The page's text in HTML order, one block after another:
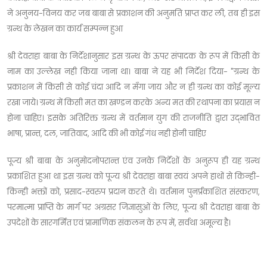
ने अनुनय-विनय कर जब बाबा से प्रकाशन की अनुमति प्राप्त कर ली, तब ही इस
ग्रन्थ के लेखन का कार्य सम्पन्न हुआ
श्री देवराहा बाबा के निर्देशानुसार इस ग्रन्थ के ऊपर संपादक के रूप में किसी के
नाम का उल्लेख नही किया जाना था। बाबा ने यह भी निर्देश दिया- "ग्रन्थ के
प्रकाशन में किसी से कोई चंदा आदि न मँगा जाय और न ही ग्रन्थ का कोई मूल्य
रखा जाये। ग्रन्थ में किसी मत का खण्डन करके अन्य मत की रथापना का प्रयास न
होना चाहिए। इसके अतिरिक्त ग्रन्थ में वर्तमान युग की राजनीति द्वारा उद्भावित
भाषा, प्रान्त, दल, जातिवाद, आदि की भी कोई गंध नही होनी चाहिए
पूज्य श्री बाबा के अनुमोदनोपरान्त एंव उनके निर्देशों के अनुरूप ही यह ग्रन्थ
प्रकाशित हुआ था इस ग्रन्थ को पूज्य श्री देवराहा बाबा स्वयं अपने हाथों से किन्ही-
किन्ही भक्तों को, प्रसाद-स्वरुप प्रदान करते थे। वर्तमान पुनर्प्रकाशित संस्करण,
परमात्मा प्राप्ति के मार्ग पर अग्रसर जिज्ञासुओं के लिए, पूज्य श्री देवराहा बाबा के
उपदेशों के सारगर्मित एवं प्रामाणिक संकलन के रूप में, सर्वथा अमूल्य है।